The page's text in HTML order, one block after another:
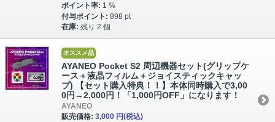
ポイント率: 1 %
付与ポイント: 898 pt
在庫: 残り 2 個
オススメ品
AYANEO Pocket S2 周辺機器セット(グリップケ
ース＋液晶フィルム＋ジョイスティックキャッ
プ) 【セット購入特典！！】本体同時購入で3,00
0円→2,000円！「1,000円OFF」になります！
AYANEO
販売価格: 3,000 円(税込)